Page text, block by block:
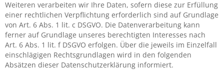
Weiteren verarbeiten wir Ihre Daten, sofern diese zur Erfüllung
einer rechtlichen Verpflichtung erforderlich sind auf Grundlage
von Art. 6 Abs. 1 lit. c DSGVO. Die Datenverarbeitung kann
ferner auf Grundlage unseres berechtigten Interesses nach
Art. 6 Abs. 1 lit. f DSGVO erfolgen. Über die jeweils im Einzelfall
einschlägigen Rechtsgrundlagen wird in den folgenden
Absätzen dieser Datenschutzerklärung informiert.